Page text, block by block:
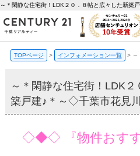
TOPページ > インフォメーション一覧 >
～＊閑静な住宅街！LDK
築戸建♪＊～◇千葉市花見
◇◆◇ 『物件おす